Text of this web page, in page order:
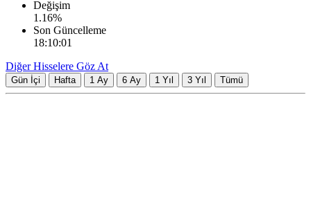
Değişim
1.16%
Son Güncelleme
18:10:01
Diğer Hisselere Göz At
Gün İçi Hafta 1 Ay 6 Ay 1 Yıl 3 Yıl Tümü